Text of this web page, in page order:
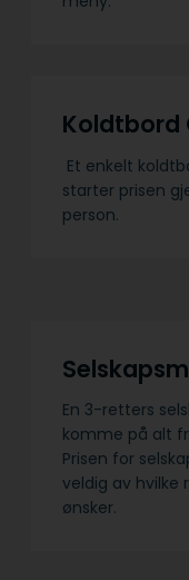
Koldtbord
Et enkelt
starter prisen
person.
En 3-retters
komme på alt
Prisen for
veldig av hvilke
ønsker.